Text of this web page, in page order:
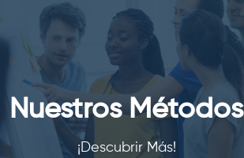
Nuestros Métodos
¡Descubrir Más!